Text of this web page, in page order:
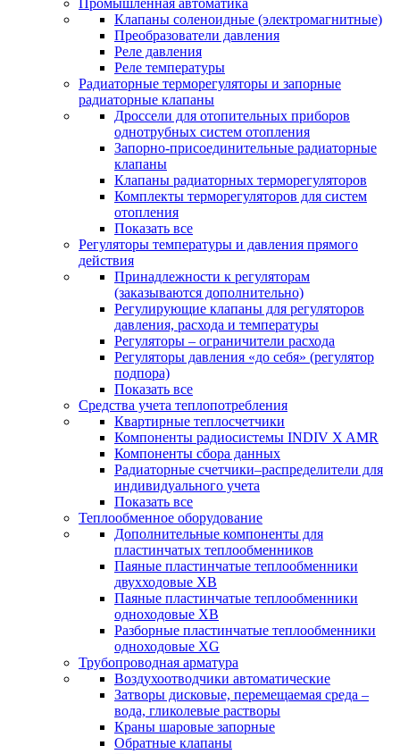
Промышленная автоматика
Клапаны соленоидные (электромагнитные)
Преобразователи давления
Реле давления
Реле температуры
Радиаторные терморегуляторы и запорные
радиаторные клапаны
Дроссели для отопительных приборов
однотрубных систем отопления
Запорно-присоединительные радиаторные
клапаны
Клапаны радиаторных терморегуляторов
Комплекты терморегуляторов для систем
отопления
Показать все
Регуляторы температуры и давления прямого
действия
Принадлежности к регуляторам
(заказываются дополнительно)
Регулирующие клапаны для регуляторов
давления, расхода и температуры
Регуляторы – ограничители расхода
Регуляторы давления «до себя» (регулятор
подпора)
Показать все
Средства учета теплопотребления
Квартирные теплосчетчики
Компоненты радиосистемы INDIV X AMR
Компоненты сбора данных
Радиаторные счетчики–распределители для
индивидуального учета
Показать все
Теплообменное оборудование
Дополнительные компоненты для
пластинчатых теплообменников
Паяные пластинчатые теплообменники
двухходовые XB
Паяные пластинчатые теплообменники
одноходовые ХВ
Разборные пластинчатые теплообменники
одноходовые ХG
Трубопроводная арматура
Воздухоотводчики автоматические
Затворы дисковые, перемещаемая среда –
вода, гликолевые растворы
Краны шаровые запорные
Обратные клапаны